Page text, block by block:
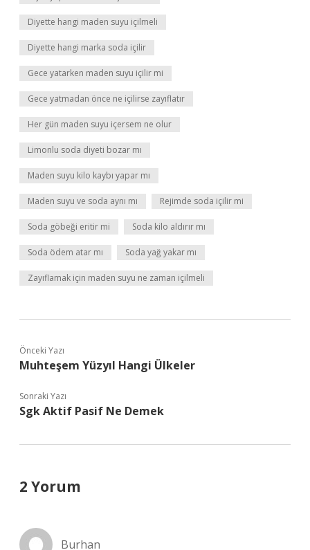
Diyette hangi maden suyu içilmeli
Diyette hangi marka soda içilir
Gece yatarken maden suyu içilir mi
Gece yatmadan önce ne içilirse zayıflatır
Her gün maden suyu içersem ne olur
Limonlu soda diyeti bozar mı
Maden suyu kilo kaybı yapar mı
Maden suyu ve soda aynı mı Rejimde soda içilir mi
Soda göbeği eritir mi Soda kilo aldırır mı
Soda ödem atar mı Soda yağ yakar mı
Zayıflamak için maden suyu ne zaman içilmeli
Önceki Yazı
Muhteşem Yüzyıl Hangi Ülkeler
Sonraki Yazı
Sgk Aktif Pasif Ne Demek
2 Yorum
Burhan